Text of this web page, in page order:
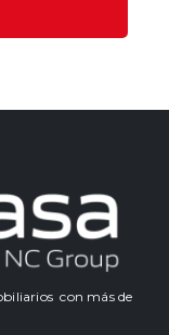
con más de